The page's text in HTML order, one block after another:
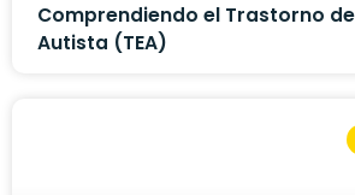
Comprendiendo el Trastorno
Autista (TEA)